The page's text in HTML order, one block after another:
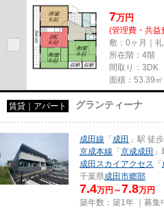
7万円
(管理費・共益
敷：0ヶ月｜
所在階：4階
間取り：3DK
面積：53.39㎡
賃貸｜アパート グランティーナ
成田線 「成田 」駅 徒
京成本線 「京成成田
成田スカイアクセス
「
千葉県成田市郷部
7.4万円～7.8万円
築年数：築1年 ｜募集